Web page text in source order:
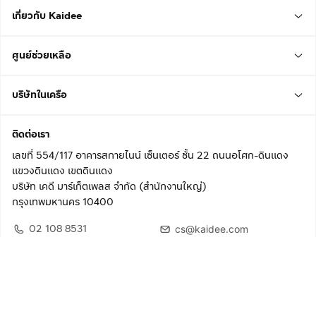
เกี่ยวกับ Kaidee
ศูนย์ช่วยเหลือ
บริษัทในเครือ
ติดต่อเรา
เลขที่ 554/117 อาคารสกายไนน์ เซ็นเตอร์ ชั้น 22 ถนนอโศก-ดินแดง
แขวงดินแดง เขตดินแดง
บริษัท เคดี มาร์เก็ตเพลส จำกัด (สำนักงานใหญ่)
กรุงเทพมหานคร 10400
02 108 8531
cs@kaidee.com